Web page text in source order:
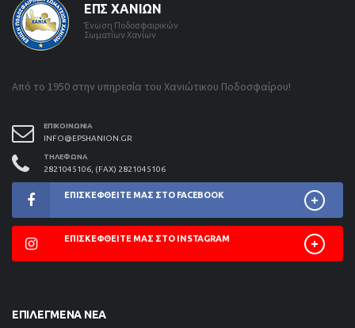
ΕΠΣ ΧΑΝΊΩΝ
Ένωση Ποδοσφαιρικών
Σωματίων Χανίων
Από το 1950 στην υπηρεσία του Χανιώτικου Ποδοσφαίρου!
ΕΠΙΚΟΙΝΩΝΊΑ
INFO@EPSHANION.GR
ΤΗΛΈΦΩΝΑ
2821045106, (FAX) 2821045106
ΕΠΙΣΚΕΦΘΕΊΤΕ ΜΑΣ ΣΤΟ FACEBOOK
ΕΠΙΣΚΕΦΘΕΊΤΕ ΜΑΣ ΣΤΟ INSTAGRAM
ΕΠΙΛΕΓΜΈΝΑ ΝΈΑ